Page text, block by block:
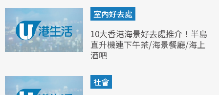
室內好去處
10大香港海景好去處推介！半島
直升機連下午茶/海景餐廳/海上
酒吧
社會